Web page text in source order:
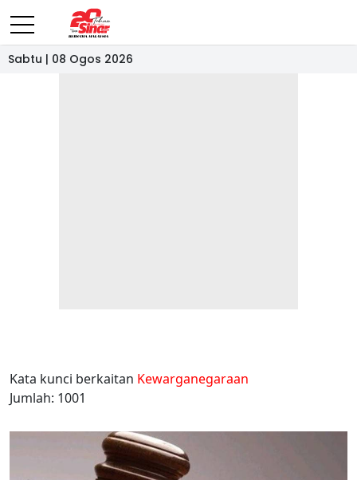
Sabtu | 08 Ogos 2026
Kata kunci berkaitan Kewarganegaraan
Jumlah: 1001